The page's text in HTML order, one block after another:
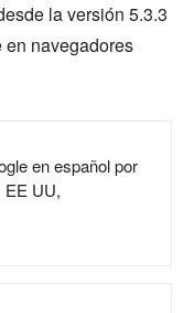
la versión 5.3.3
en navegadores
en español por
EE UU,